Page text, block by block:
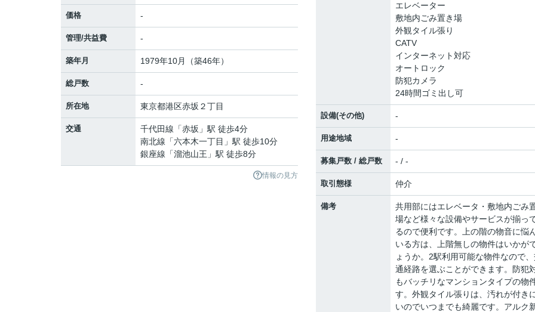
価格 -
管理/共益費 -
築年月 1979年10月（築46年）
総戸数 -
所在地 東京都港区赤坂 ２丁目
交通 千代田線 「赤坂 」駅 徒歩4分
南北線 「六本木一丁目 」駅 徒歩10分
銀座線 「溜池山王 」駅 徒歩8分
情報の見方
エレベーター
敷地内ごみ置き場
外観タイル張り
CATV
インターネット対応
オートロック
防犯カメラ
24時間ゴミ出し可
設備(その他) -
用途地域 -
募集戸数 / 総戸数 - / -
取引態様 仲介
備考
共用部にはエレベータ・敷地内ごみ
場など様々な設備やサービスが揃っ
るので便利です。上の階の物音に悩
いる方は、上階無しの物件はいかが
ょうか。2駅利用可能な物件なので
通経路を選ぶことができます。防犯
もバッチリなマンションタイプの物
す。外観タイル張りは、汚れが付き
いのでいつまでも綺麗です。アルク